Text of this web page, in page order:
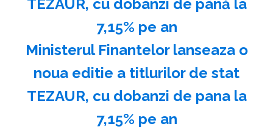
TEZAUR, cu dobânzi de până la
7,15% pe an
Ministerul Finantelor lanseaza o
noua editie a titlurilor de stat
TEZAUR, cu dobanzi de pana la
7,15% pe an